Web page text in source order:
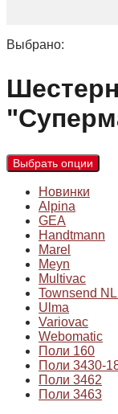
Выбрано:
Выбрать опции
Новинки
Alpina
GEA
Handtmann
Marel
Meyn
Multivac
Townsend
Ulma
Variovac
Webomatic
Поли 160
Поли 3430-
Поли 3462
Поли 3463